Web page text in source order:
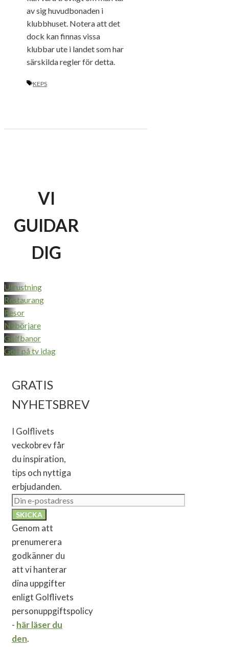
av sig huvudbonaden i
klubbhuset. Notera att det
dock kan finnas vissa
klubbar ute i landet som har
särskilda regler för detta.
ETIKETTER
KEPS
VI
GUIDAR
DIG
Utrustning
Restaurang
Resor
Nybörjare
Golfbanor
Golf på tv idag
GRATIS
NYHETSBREV
I Golflivets
veckobrev får
du inspiration,
tips och nyttiga
erbjudanden.
Genom att
prenumerera
godkänner du
att vi hanterar
dina uppgifter
enligt Golflivets
personuppgiftspolicy
- här läser du
den.